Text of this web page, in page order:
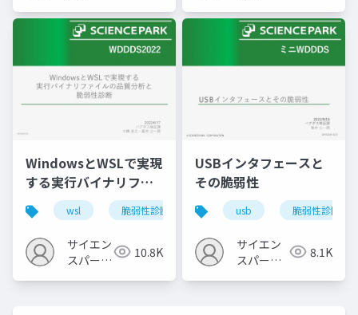
WindowsとWSLで実現
する実行バイナリファ
イルの品質分析と脆弱
性診断
wsl 脆弱性診断
サイエン
スパーク
10.8K
USBインタフェースと
その脆弱性
usb 脆弱性診断
サイエン
スパーク
8.1K